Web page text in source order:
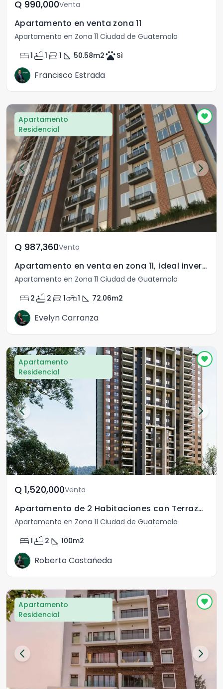
Q	990,000Venta
Apartamento en venta zona 11
Apartamento en Zona 11 Ciudad de Guatemala
bed1 bathtub1 directions_car 1 square_foot 50.58m2petsSì
Francisco Estrada
Apartamento
Residencial
Q	987,360Venta
Apartamento en venta en zona 11, ideal inversionista
Apartamento en Zona 11 Ciudad de Guatemala
bed 2 bathtub 2 directions_car 1motorcycle1 square_foot 72.06m2
Evelyn Carranza
Apartamento
Residencial
Q	1,520,000Venta
Apartamento de 2 Habitaciones con Terraza Zona 11
Apartamento en Zona 11 Ciudad de Guatemala
bed1 bathtub 2 square_foot 100m2
Roberto Castañeda
Apartamento
Residencial